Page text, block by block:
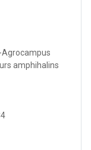
Agrocampus
amphihalins